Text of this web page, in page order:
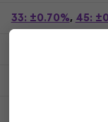
33: ±0.70%,45: